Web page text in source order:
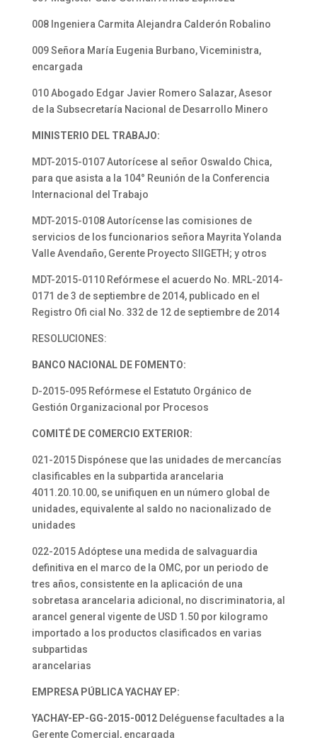
008 Ingeniera Carmita Alejandra Calderón Robalino
009 Señora María Eugenia Burbano, Viceministra,
encargada
010 Abogado Edgar Javier Romero Salazar, Asesor
de la Subsecretaría Nacional de Desarrollo Minero
MINISTERIO DEL TRABAJO:
MDT-2015-0107 Autorícese al señor Oswaldo Chica,
para que asista a la 104° Reunión de la Conferencia
Internacional del Trabajo
MDT-2015-0108 Autorícense las comisiones de
servicios de los funcionarios señora Mayrita Yolanda
Valle Avendaño, Gerente Proyecto SIIGETH; y otros
MDT-2015-0110 Refórmese el acuerdo No. MRL-2014-
0171 de 3 de septiembre de 2014, publicado en el
Registro Ofi cial No. 332 de 12 de septiembre de 2014
RESOLUCIONES:
BANCO NACIONAL DE FOMENTO:
D-2015-095 Refórmese el Estatuto Orgánico de
Gestión Organizacional por Procesos
COMITÉ DE COMERCIO EXTERIOR:
021-2015 Dispónese que las unidades de mercancías
clasificables en la subpartida arancelaria
4011.20.10.00, se unifiquen en un número global de
unidades, equivalente al saldo no nacionalizado de
unidades
022-2015 Adóptese una medida de salvaguardia
definitiva en el marco de la OMC, por un periodo de
tres años, consistente en la aplicación de una
sobretasa arancelaria adicional, no discriminatoria, al
arancel general vigente de USD 1.50 por kilogramo
importado a los productos clasificados en varias
subpartidas
arancelarias
EMPRESA PÚBLICA YACHAY EP:
YACHAY-EP-GG-2015-0012Deléguense facultades a la
Gerente Comercial, encargada